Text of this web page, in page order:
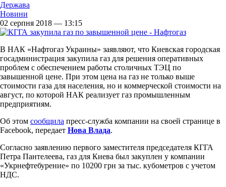
Держава
Новини
02 серпня 2018 — 13:15
В НАК «Нафтогаз Украины» заявляют, что Киевская городская
госадминистрация закупила газ для решения оперативных
проблем с обеспечением работы столичных ТЭЦ по
завышенной цене. При этом цена на газ не только выше
стоимости газа для населения, но и коммерческой стоимости на
август, по которой НАК реализует газ промышленным
предприятиям.
Об этом сообщила пресс-служба компании на своей странице в
Facebook, передает Нова Влада.
Согласно заявлению первого заместителя председателя КГГА
Петра Пантелеева, газ для Киева был закуплен у компании
«Укрнефтебурение» по 10200 грн за тыс. кубометров с учетом
НДС.